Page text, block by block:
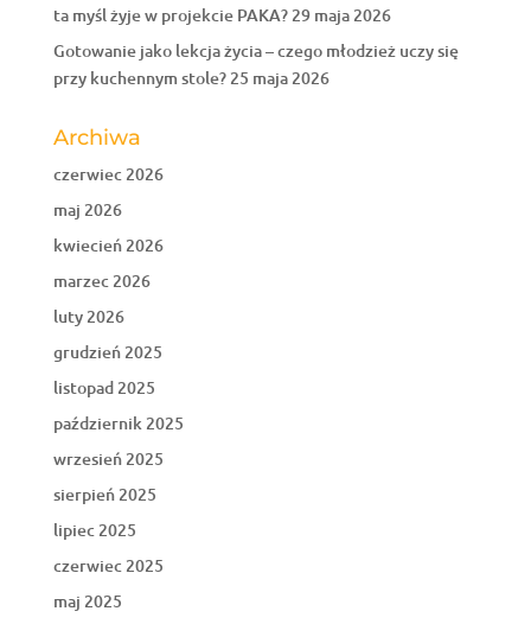
ta myśl żyje w projekcie PAKA? 29 maja 2026
Gotowanie jako lekcja życia – czego młodzież uczy się
przy kuchennym stole? 25 maja 2026
Archiwa
czerwiec 2026
maj 2026
kwiecień 2026
marzec 2026
luty 2026
grudzień 2025
listopad 2025
październik 2025
wrzesień 2025
sierpień 2025
lipiec 2025
czerwiec 2025
maj 2025